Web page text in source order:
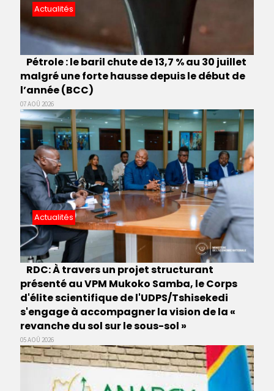
Actualités
Pétrole : le baril chute de 13,7 % au 30 juillet
malgré une forte hausse depuis le début de
l’année (BCC)
07 AOÛ 2026
Actualités
RDC: À travers un projet structurant
présenté au VPM Mukoko Samba, le Corps
d'élite scientifique de l'UDPS/Tshisekedi
s'engage à accompagner la vision de la «
revanche du sol sur le sous-sol »
05 AOÛ 2026